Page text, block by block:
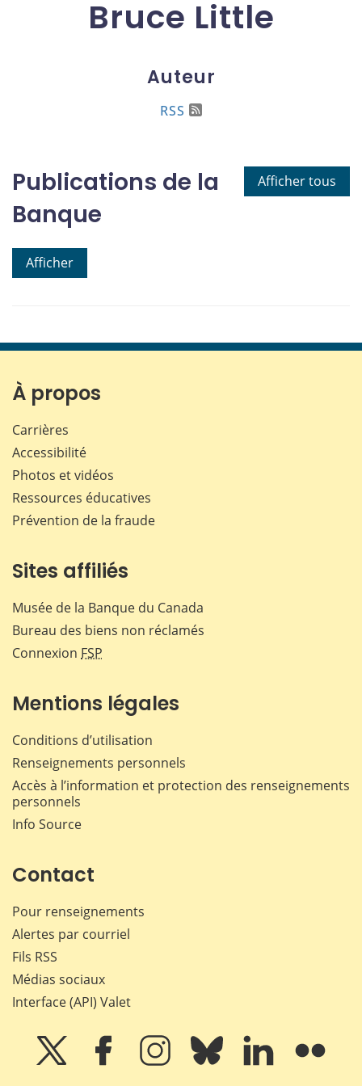
Bruce Little
Auteur
RSS
Afficher tous
Publications de la
Banque
Afficher
À propos
Carrières
Accessibilité
Photos et vidéos
Ressources éducatives
Prévention de la fraude
Sites affiliés
Musée de la Banque du Canada
Bureau des biens non réclamés
Connexion FSP
Mentions légales
Conditions d’utilisation
Renseignements personnels
Accès à l’information et protection des renseignements
personnels
Info Source
Contact
Pour renseignements
Alertes par courriel
Fils RSS
Médias sociaux
Interface (API) Valet